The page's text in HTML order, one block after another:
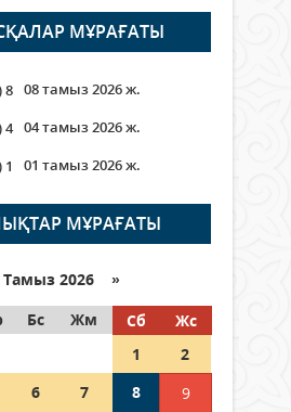
облысы
20
көрерменнің
қамтамасыз етті
ж.
АРҚЫЛЫ ҚАЛАЙ
ж. 258
ж. 140
Қазақстан
дауыс бере
МҰРАҒАТЫ
8 08 тамыз 2026 ж.
4 04 тамыз 2026 ж.
01 тамыз 2026 ж.
МҰРАҒАТЫ
2026 »
Бс Жм Сб
Жс
1
2
6 7 8
9